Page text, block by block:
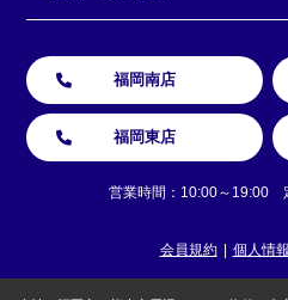
福岡南店
福岡東店
営業時間：10:00～19:00
会員規約 個人情